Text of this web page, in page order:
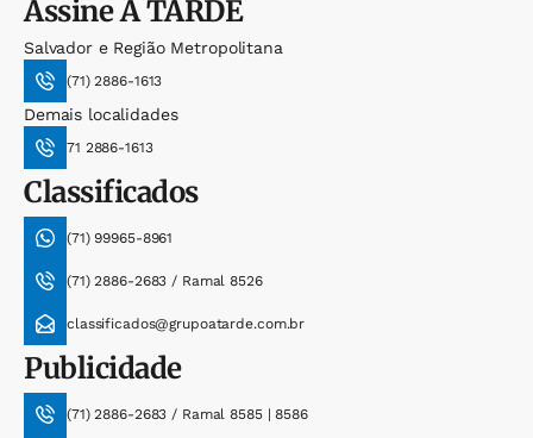
AssineA TARDE
Salvador e Região Metropolitana
(71) 2886-1613
Demais localidades
71 2886-1613
Classificados
(71) 99965-8961
(71) 2886-2683 / Ramal 8526
classificados@grupoatarde.com.br
Publicidade
(71) 2886-2683 / Ramal 8585 | 8586